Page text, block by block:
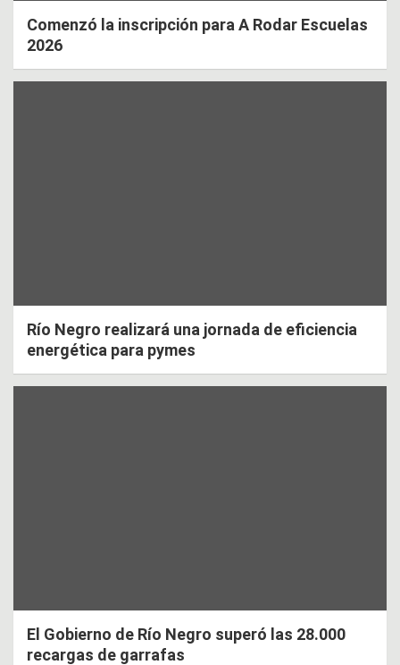
Comenzó la inscripción para A Rodar Escuelas
2026
Río Negro realizará una jornada de eficiencia
energética para pymes
El Gobierno de Río Negro superó las 28.000
recargas de garrafas